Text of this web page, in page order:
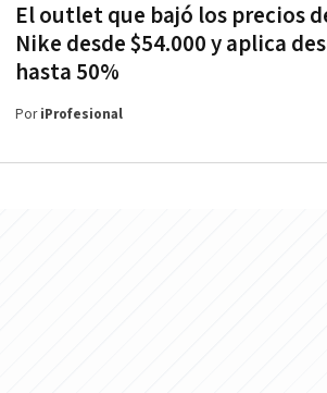
El outlet que bajó los precios
Nike desde $54.000 y aplica
hasta 50%
PoriProfesional